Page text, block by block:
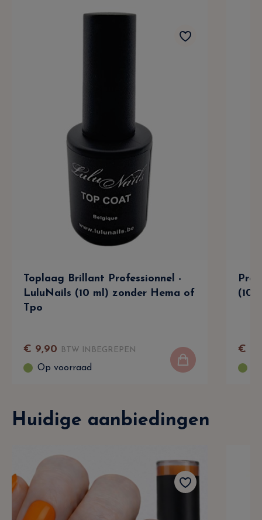
Toplaag Brillant Professionnel -
LuluNails (10 ml) zonder Hema of
Tpo
€ 9,90 BTW INBEGREPEN
Op voorraad
(10
€
Huidige aanbiedingen